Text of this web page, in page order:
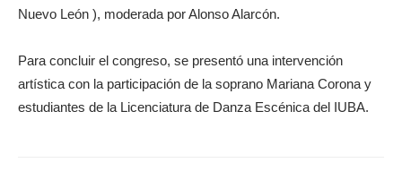
Nuevo León ), moderada por Alonso Alarcón.
Para concluir el congreso, se presentó una intervención
artística con la participación de la soprano Mariana Corona y
estudiantes de la Licenciatura de Danza Escénica del IUBA.